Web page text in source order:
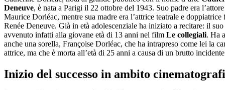
Deneuve, è nata a Parigi il 22 ottobre del 1943. Suo padre era
Maurice Dorléac, mentre sua madre era l’attrice teatrale e doppiatrice
Renée Deneuve. Già in età adolescenziale ha iniziato a recitare: il
avvenuto infatti alla giovane età di 13 anni nel film Le collegiali. Ha
anche una sorella, Françoise Dorléac, che ha intrapreso come lei la
attrice, ma che è morta all’età di 25 anni a causa di un brutto
Inizio del successo in ambito